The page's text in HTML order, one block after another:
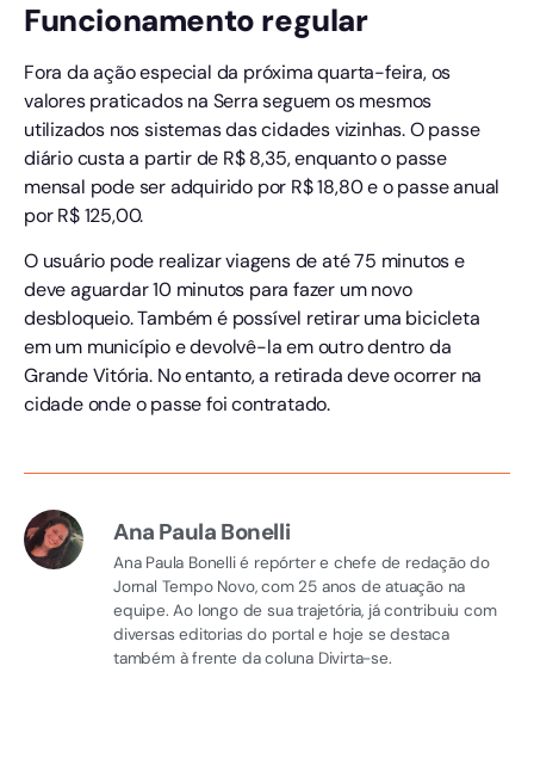
Funcionamento regular
Fora da ação especial da próxima quarta-feira, os
valores praticados na Serra seguem os mesmos
utilizados nos sistemas das cidades vizinhas. O passe
diário custa a partir de R$ 8,35, enquanto o passe
mensal pode ser adquirido por R$ 18,80 e o passe anual
por R$ 125,00.
O usuário pode realizar viagens de até 75 minutos e
deve aguardar 10 minutos para fazer um novo
desbloqueio. Também é possível retirar uma bicicleta
em um município e devolvê-la em outro dentro da
Grande Vitória. No entanto, a retirada deve ocorrer na
cidade onde o passe foi contratado.
Ana Paula Bonelli
Ana Paula Bonelli é repórter e chefe de redação do
Jornal Tempo Novo, com 25 anos de atuação na
equipe. Ao longo de sua trajetória, já contribuiu com
diversas editorias do portal e hoje se destaca
também à frente da coluna Divirta-se.